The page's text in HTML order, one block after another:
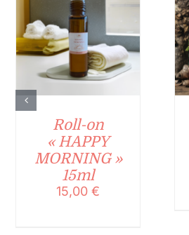
Roll-on
« HAPPY
MORNING »
15ml
15,00€